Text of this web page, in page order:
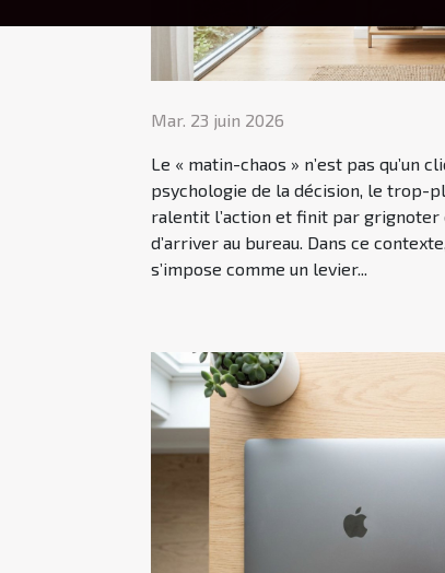
Mar. 23 juin 2026
Le « matin-chaos » n’est pas qu’un
psychologie de la décision, le trop-
ralentit l’action et finit par
d’arriver au bureau. Dans ce
s’impose comme un levier...